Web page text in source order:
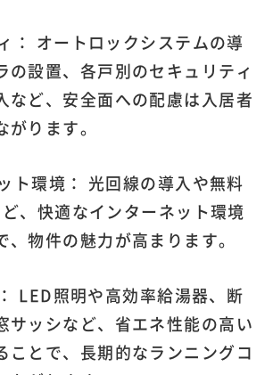
： オートロックシステムの導
の設置、各戸別のセキュリティ
など、安全面への配慮は入居者
ります。
ト環境： 光回線の導入や無料
、快適なインターネット環境
、物件の魅力が高まります。
LED照明や高効率給湯器、断
サッシなど、省エネ性能の高い
ことで、長期的なランニングコ